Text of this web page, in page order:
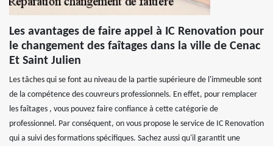
Les avantages de faire appel à IC Renovation pour
le changement des faîtages dans la ville de Cenac
Et Saint Julien
Les tâches qui se font au niveau de la partie supérieure de l'immeuble sont
de la compétence des couvreurs professionnels. En effet, pour remplacer
les faîtages , vous pouvez faire confiance à cette catégorie de
professionnel. Par conséquent, on vous propose le service de IC Renovation
qui a suivi des formations spécifiques. Sachez aussi qu'il garantit une